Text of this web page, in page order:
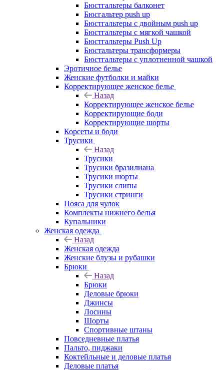
Бюстгальтеры балконет
Бюсгальтер push up
Бюстгальтеры с двойным push up
Бюстгальтеры с мягкой чашкой
Бюстгальтеры Push Up
Бюстальтеры трансформеры
Бюстгальтеры с уплотненной чашкой
Эротичное белье
Женские футболки и майки
Корректирующее женское белье
Назад
Корректирующее женское белье
Корректирующие боди
Корректирующие шорты
Корсеты и боди
Трусики
Назад
Трусики
Трусики бразилиана
Трусики шорты
Трусики слипы
Трусики стринги
Пояса для чулок
Комплекты нижнего белья
Купальники
Женская одежда
Назад
Женская одежда
Женские блузы и рубашки
Брюки
Назад
Брюки
Деловые брюки
Джинсы
Лосины
Шорты
Спортивные штаны
Повседневные платья
Пальто, пиджаки
Коктейльные и деловые платья
Деловые платья